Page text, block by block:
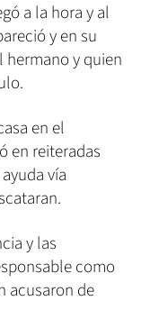
a la hora y al
y en su
y quien
en el
en reiteradas
vía
y las
como
acusaron de